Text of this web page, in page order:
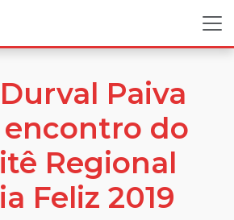
Paiva
encontro do
Regional
Feliz 2019